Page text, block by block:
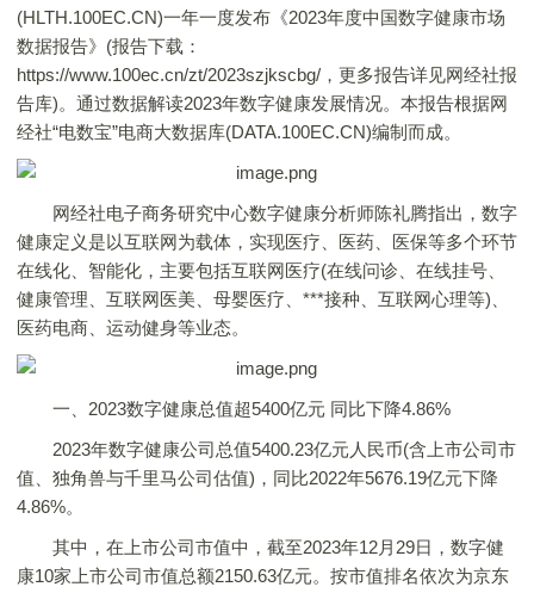
(HLTH.100EC.CN)一年一度发布《2023年度中国数字健康市场
数据报告》(报告下载：
https://www.100ec.cn/zt/2023szjkscbg/，更多报告详见网经社报
告库)。通过数据解读2023年数字健康发展情况。本报告根据网
经社“电数宝”电商大数据库(DATA.100EC.CN)编制而成。
网经社电子商务研究中心数字健康分析师陈礼腾指出，数字
健康定义是以互联网为载体，实现医疗、医药、医保等多个环节
在线化、智能化，主要包括互联网医疗(在线问诊、在线挂号、
健康管理、互联网医美、母婴医疗、***接种、互联网心理等)、
医药电商、运动健身等业态。
一、2023数字健康总值超5400亿元 同比下降4.86%
2023年数字健康公司总值5400.23亿元人民币(含上市公司市
值、独角兽与千里马公司估值)，同比2022年5676.19亿元下降
4.86%。
其中，在上市公司市值中，截至2023年12月29日，数字健
康10家上市公司市值总额2150.63亿元。按市值排名依次为京东